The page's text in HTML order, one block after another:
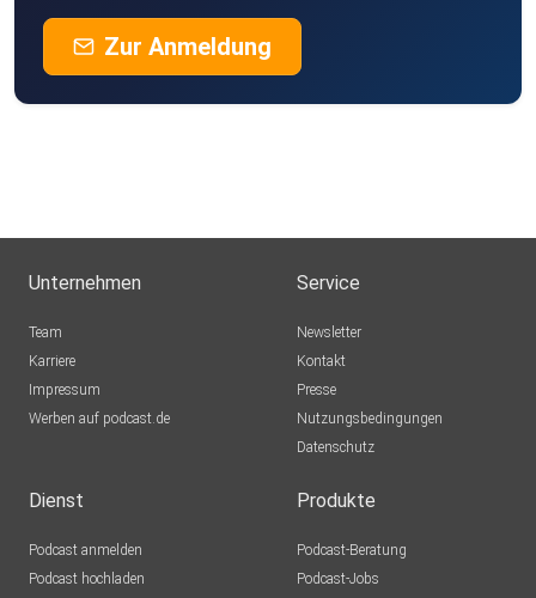
Zur Anmeldung
Unternehmen
Team
Karriere
Impressum
Werben auf podcast.de
Service
Newsletter
Kontakt
Presse
Nutzungsbedingungen
Datenschutz
Dienst
Podcast anmelden
Podcast hochladen
Produkte
Podcast-Beratung
Podcast-Jobs